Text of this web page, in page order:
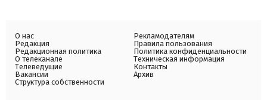
О нас
Редакция
Редакционная политика
О телеканале
Телеведущие
Вакансии
Структура собственности
Рекламодателям
Правила пользования
Политика конфиденциальности
Техническая информация
Контакты
Архив